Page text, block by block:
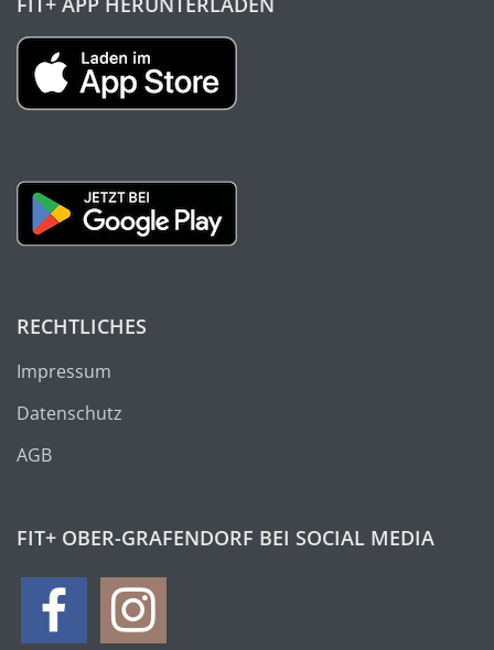
RECHTLICHES
Impressum
Datenschutz
AGB
FIT+ OBER-GRAFENDORF BEI SOCIAL MEDIA